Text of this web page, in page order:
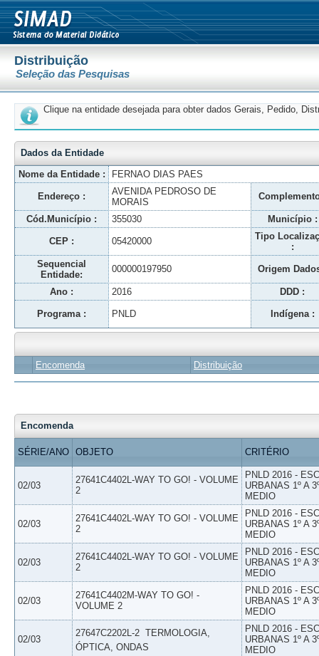
Distribuição
Seleção das Pesquisas
Clique na entidade desejada para obter dados Gerais, Pedido,
Dados da Entidade
Nome da Entidade :
FERNAO DIAS PAES
Endereço :
AVENIDA PEDROSO DE
MORAIS
Cód.Município : 355030 Município :
CEP : 05420000
Tipo
:
Sequencial
Entidade:
000000197950 Origem
Ano : 2016 DDD :
Programa : PNLD Indígena :
Encomenda Distribuição
Encomenda
SÉRIE/ANO OBJETO CRITÉRIO
02/03
27641C4402L-WAY TO GO! - VOLUME
2
PNLD 2016 -
URBANAS 1º A
MEDIO
02/03
27641C4402L-WAY TO GO! - VOLUME
2
PNLD 2016 -
URBANAS 1º A
MEDIO
02/03
27641C4402L-WAY TO GO! - VOLUME
2
PNLD 2016 -
URBANAS 1º A
MEDIO
02/03
27641C4402M-WAY TO GO! -
VOLUME 2
PNLD 2016 -
URBANAS 1º A
MEDIO
02/03
27647C2202L-2  TERMOLOGIA,
ÓPTICA, ONDAS
PNLD 2016 -
URBANAS 1º A
MEDIO